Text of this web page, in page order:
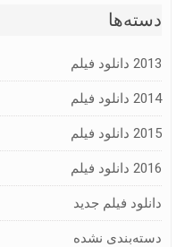
دسته‌ها
2013 دانلود فیلم
2014 دانلود فیلم
2015 دانلود فیلم
2016 دانلود فیلم
دانلود فیلم جدید
دسته‌بندی نشده